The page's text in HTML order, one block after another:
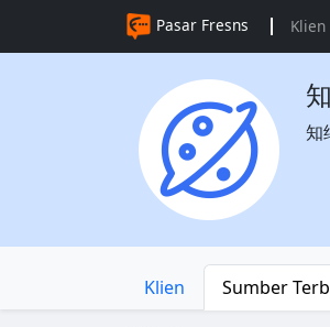
Pasar Fresns Klien
知
Klien Sumber